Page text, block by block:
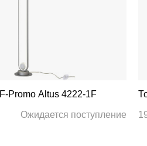
Торшер F-Promo Altus 4222-1F
Ожидается поступление